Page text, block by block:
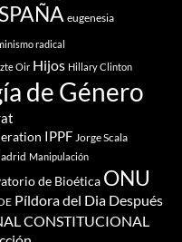
eugenesia
radical
Oir Hijos Hillary Clinton
de Género
IPPF Jorge Scala
Manipulación
de Bioética ONU
Píldora del Dia Después
CONSTITUCIONAL